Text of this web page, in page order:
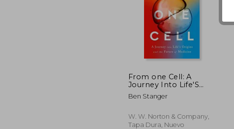
50%
dcto.
From one Cell: A
Journey Into Life'S
Origins and the Future
of Medicine (en Inglés)
Ben Stanger
W. W. Norton & Company,
Tapa Dura, Nuevo